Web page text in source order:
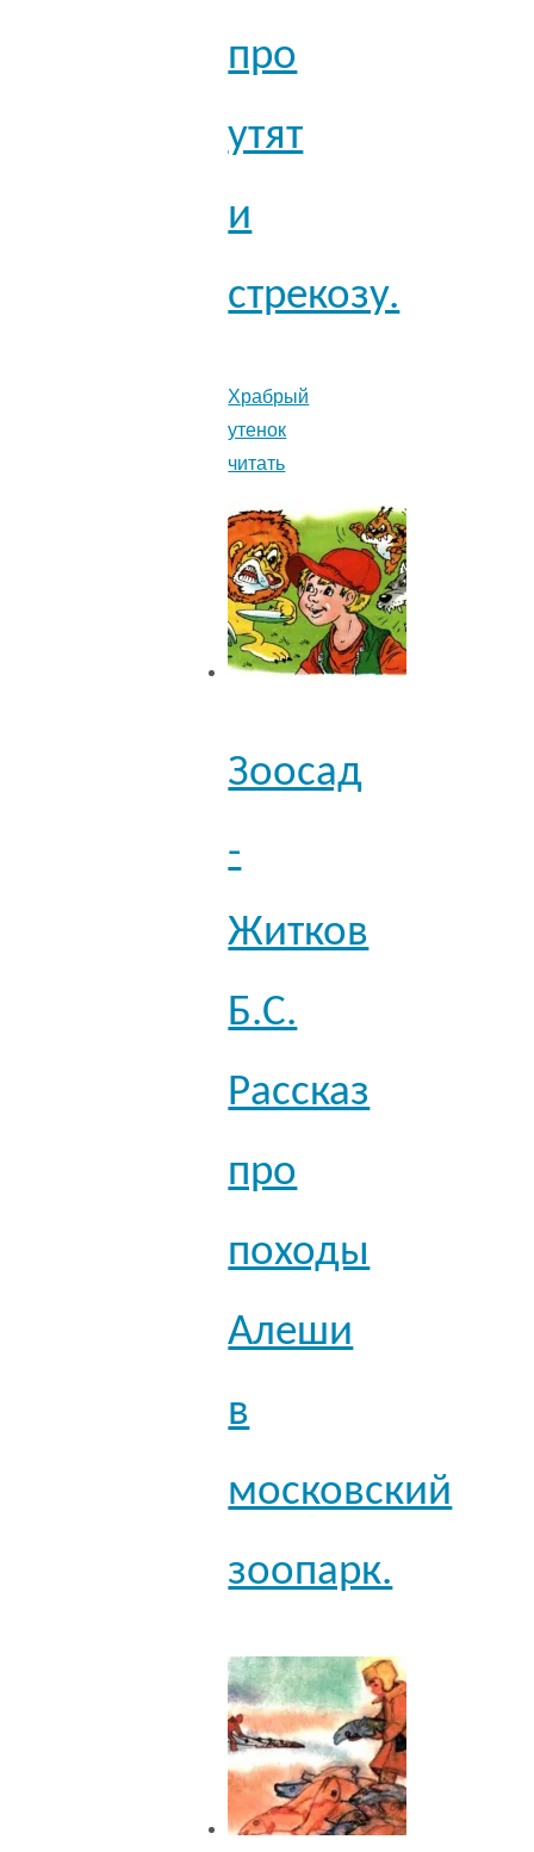
про
утят
и
стрекозу.
Храбрый
утенок
читать
Зоосад
-
Житков
Б.С.
Рассказ
про
походы
Алеши
в
московский
зоопарк.